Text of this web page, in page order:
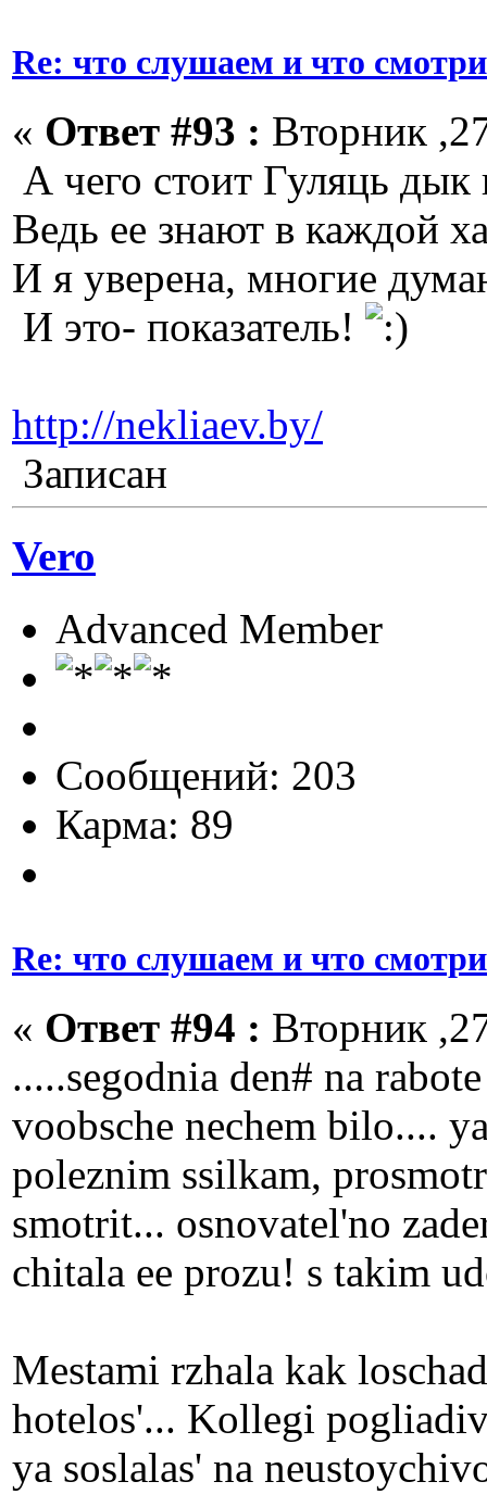
Re: что слушаем и что
« Ответ #93 : Вторник
А чего стоит Гуляць
Ведь ее знают в каждой
И я уверена, многие
И это- показатель!
http://nekliaev.by/
Записан
Vero
Advanced Member
Сообщений: 203
Карма: 89
Re: что слушаем и что
« Ответ #94 : Вторник
.....segodnia den# na
voobsche nechem bilo....
poleznim ssilkam,
smotrit... osnovatel'no
chitala ee prozu! s takim
Mestami rzhala kak
hotelos'... Kollegi
ya soslalas' na